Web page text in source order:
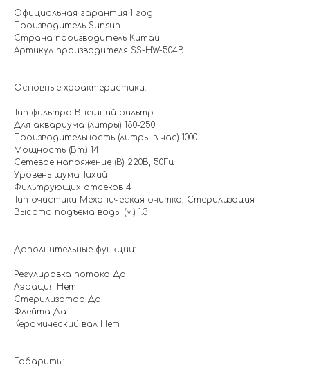
Официальная гарантия 1 год
Производитель Sunsun
Страна производитель Китай
Артикул производителя SS-HW-504B
Основные характеристики:
Тип фильтра Внешний фильтр
Для аквариума (литры) 180-250
Производительность (литры в час) 1000
Мощность (Вт.) 14
Сетевое напряжение (В) 220В, 50Гц
Уровень шума Тихий
Фильтрующих отсеков 4
Тип очистики Механическая очитка, Стерилизация
Высота подъема воды (м.) 1.3
Дополнительные функции:
Регулировка потока Да
Аэрация Нет
Стерилизатор Да
Флейта Да
Керамический вал Нет
Габариты: